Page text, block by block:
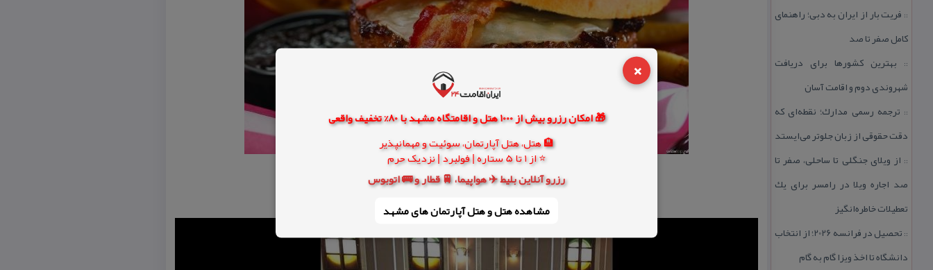
×
🎁 امکان رزرو بیش از 1000 هتل و اقامتگاه مشهد با 80% تخفیف واقعی
🏨 هتل، هتل آپارتمان، سوئیت و مهمانپذیر
⭐ از 1 تا 5 ستاره | فولبرد | نزدیک حرم
رزرو آنلاین بلیط ✈️ هواپیما، 🚆 قطار و 🚌 اتوبوس
مشاهده هتل و هتل‌ آپارتمان های مشهد
:: فریت بار از ایران به دبی؛ راهنمای
كامل صفر تا صد
:: بهترین كشورها برای دریافت
شهروندی دوم و اقامت آسان
:: ترجمه رسمی مدارك؛ نقطه‌ای كه
دقت حقوقی از زبان جلوتر می‌ایستد
:: از ویلای جنگلی تا ساحلی، صفر تا
صد اجاره ویلا در رامسر برای یك
تعطیلات خاطره‌انگیز
::
تحصیل در فرانسه 2026؛ از انتخاب
دانشگاه تا اخذ ویزا گام به گام